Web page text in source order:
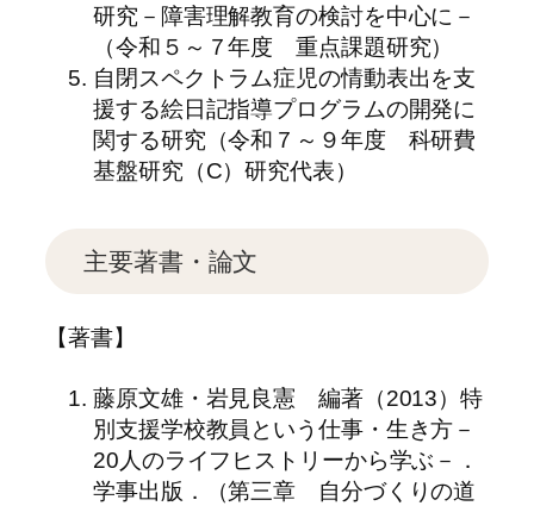
研究－障害理解教育の検討を中心に－
（令和５～７年度 重点課題研究）
自閉スペクトラム症児の情動表出を支
援する絵日記指導プログラムの開発に
関する研究（令和７～９年度 科研費
基盤研究（C）研究代表）
主要著書・論文
【著書】
藤原文雄・岩見良憲 編著（2013）特
別支援学校教員という仕事・生き方－
20人のライフヒストリーから学ぶ－．
学事出版．（第三章 自分づくりの道